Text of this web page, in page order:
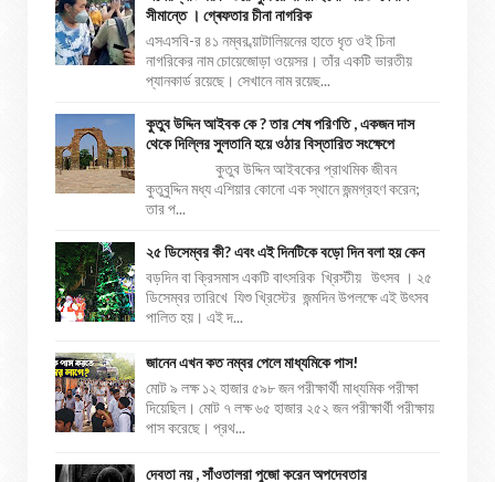
সীমান্তে । গ্ৰেফতার চীনা নাগরিক
এসএসবি-র ৪১ নম্বর ব্য়াটালিয়নের হাতে ধৃত ওই চিনা
নাগরিকের নাম চোয়েজোড়া ওয়েসর। তাঁর একটি ভারতীয়
প্যানকার্ড রয়েছে। সেখানে নাম রয়েছ...
কুতুব উদ্দিন আইবক কে ? তার শেষ পরিণতি , একজন দাস
থেকে দিল্লির সুলতানি হয়ে ওঠার বিস্তারিত সংক্ষেপে
কুতুব উদ্দিন আইবকের প্রাথমিক জীবন
কুতুবুদ্দিন মধ্য এশিয়ার কোনো এক স্থানে জন্মগ্রহণ করেন;
তার প...
২৫ ডিসেম্বর কী? এবং এই দিনটিকে বড়ো দিন বলা হয় কেন
বড়দিন বা ক্রিসমাস একটি বাৎসরিক খ্রিস্টীয় উৎসব । ২৫
ডিসেম্বর তারিখে যিশু খ্রিস্টের জন্মদিন উপলক্ষে এই উৎসব
পালিত হয়। এই দ...
জানেন এখন কত নম্বর পেলে মাধ্যমিকে পাস!
মোট ৯ লক্ষ ১২ হাজার ৫৯৮ জন পরীক্ষার্থী মাধ্যমিক পরীক্ষা
দিয়েছিল। মোট ৭ লক্ষ ৬৫ হাজার ২৫২ জন পরীক্ষার্থী পরীক্ষায়
পাস করেছে। প্রথ...
দেবতা নয় , সাঁওতালরা পুজো করেন অপদেবতার